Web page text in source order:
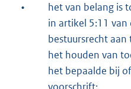
•
het van belang is
in artikel 5:11 van
bestuursrecht
het houden van
het bepaalde bij